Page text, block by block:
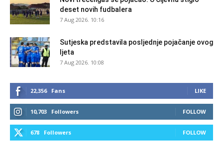
deset novih fudbalera
7 Aug 2026. 10:16
Sutjeska predstavila posljednje pojačanje ovog
ljeta
7 Aug 2026. 10:08
22,356 Fans LIKE
10,703 Followers FOLLOW
678 Followers FOLLOW